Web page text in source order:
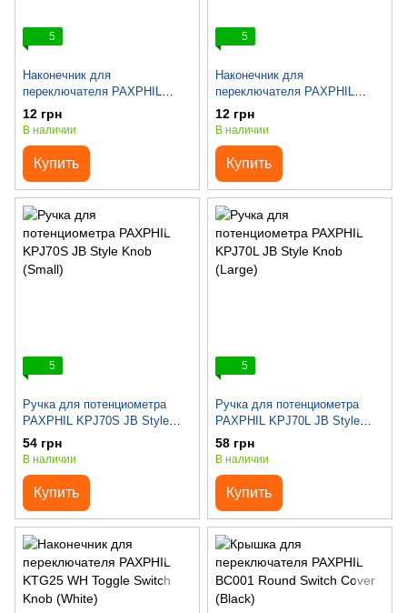
5
Наконечник для
переключателя PAXPHIL
KRV11 Strat Lever Switch Knob
(White)
12 грн
В наличии
Купить
5
Наконечник для
переключателя PAXPHIL
KRV10 Strat Lever Switch Knob
(Black)
12 грн
В наличии
Купить
5
Ручка для потенциометра
PAXPHIL KPJ70S JB Style
Knob (Small)
54 грн
В наличии
Купить
5
Ручка для потенциометра
PAXPHIL KPJ70L JB Style
Knob (Large)
58 грн
В наличии
Купить